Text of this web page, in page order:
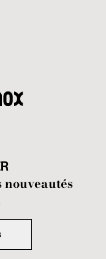
nouveautés